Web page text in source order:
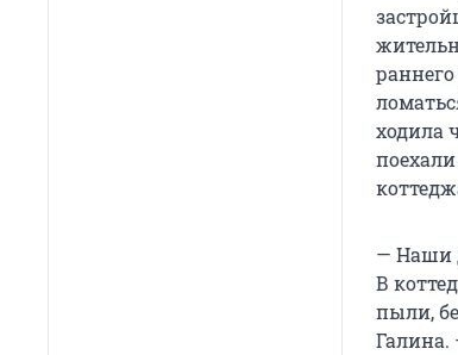
ходила
— Наши
В
пыли,
Галина.